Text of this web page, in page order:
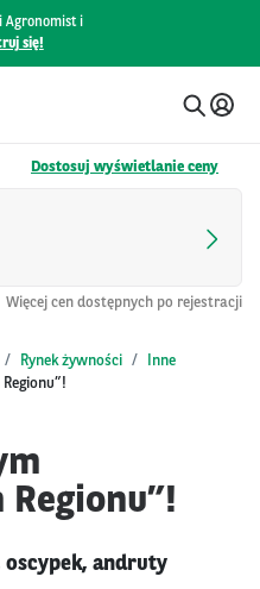
Agronomist i
się!
Dostosuj wyświetlanie ceny
Więcej cen dostępnych po rejestracji
Rynek żywności
Inne
oscypek, andruty